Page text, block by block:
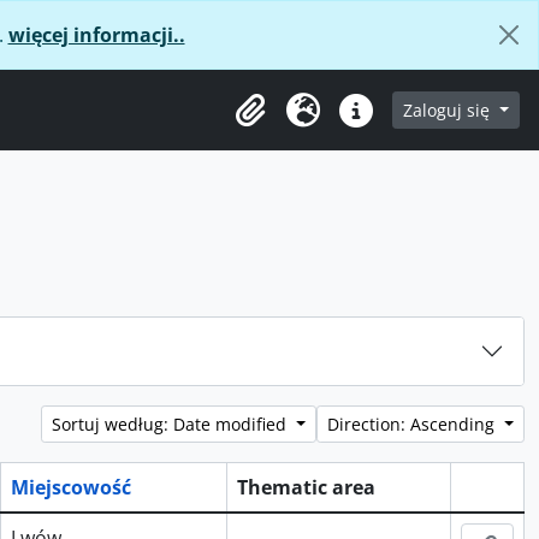
więcej informacji..
Clipboard
Język Podręczne linki
Zaloguj się
Sortuj według: Date modified Direction: Ascending
Miejscowość
Thematic area